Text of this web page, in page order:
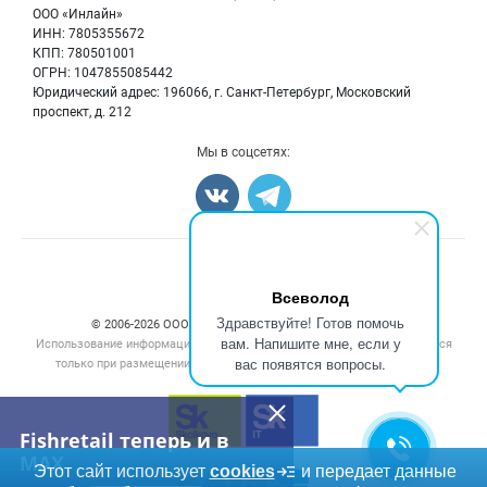
Всеволод
Здравствуйте! Готов помочь
вам. Напишите мне, если у
вас появятся вопросы.
Fishretail теперь и в
MAX
ООО «Инлайн»
ИНН: 7805355672
КПП: 780501001
ОГРН: 1047855085442
Юридический адрес: 196066, г. Санкт-Петербург, Московский
проспект, д. 212
Блог
Мы в соцсетях:
© 2006‑2026 ООО “Инлайн”. 12+ Все права защищены.
Использование информации, размещенной на данном сайте, допускается
только при размещении активной гиперссылки на сайтfishretail.ru
Этот сайт использует cookies
и передает данные